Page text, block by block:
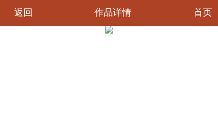
返回 作品详情 首页